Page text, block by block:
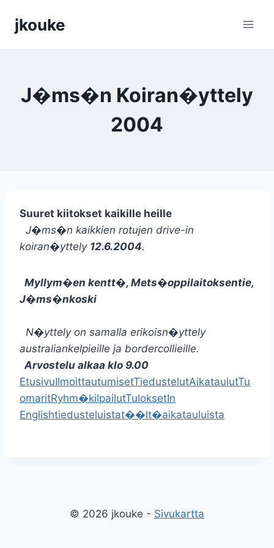
sisältöön
jkouke
J�ms�n Koiran�yttely
2004
Suuret kiitokset kaikille heille
J�ms�n kaikkien rotujen drive-in
koiran�yttely 12.6.2004.
Myllym�en kentt�, Mets�oppilaitoksentie,
J�ms�nkoski
N�yttely on samalla erikoisn�yttely
australiankelpieille ja bordercollieille.
Arvostelu alkaa klo 9.00
EtusivuIlmoittautumisetTiedustelutAikataulutTu
omaritRyhm�kilpailutTuloksetIn
Englishtiedusteluistat��lt�aikatauluista
© 2026 jkouke - Sivukartta